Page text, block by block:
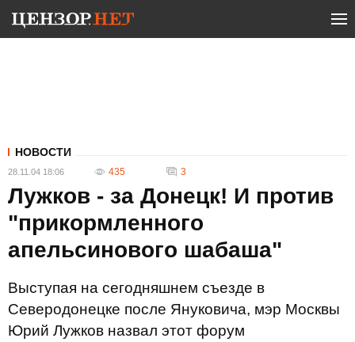
НОВОСТИ
28.11.04 18:06 435 3
Лужков - за Донецк! И против
"прикормленного
апельсинового шабаша"
Выступая на сегодняшнем съезде в
Северодонецке после Януковича, мэр Москвы
Юрий Лужков назвал этот форум